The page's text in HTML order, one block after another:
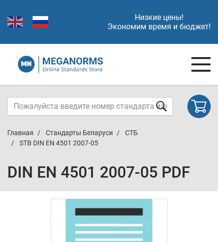
Низкие цены!
Экономим время и бюджет!
Главная Стандарты Беларуси
СТБ
STB DIN EN 4501 2007-05
DIN EN 4501 2007-05 PDF